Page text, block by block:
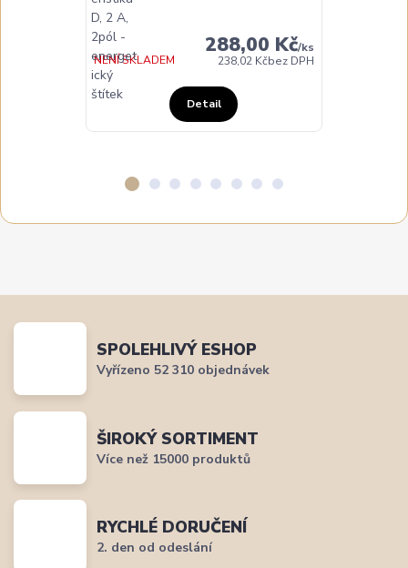
288,00 Kč/ks
238,02 Kčbez DPH
NENÍ SKLADEM
Detail
SPOLEHLIVÝ ESHOP
Vyřízeno 52 310 objednávek
ŠIROKÝ SORTIMENT
Více než 15000 produktů
RYCHLÉ DORUČENÍ
2. den od odeslání